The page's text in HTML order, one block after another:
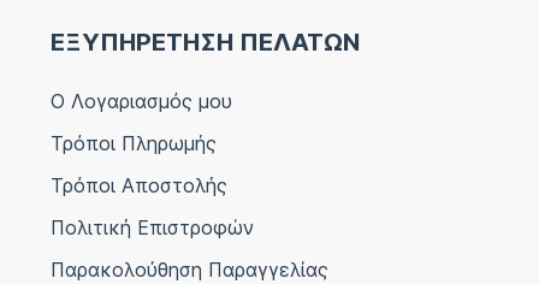
ΕΞΥΠΗΡΕΤΗΣΗ ΠΕΛΑΤΩΝ
Ο Λογαριασμός μου
Τρόποι Πληρωμής
Τρόποι Αποστολής
Πολιτική Επιστροφών
Παρακολούθηση Παραγγελίας